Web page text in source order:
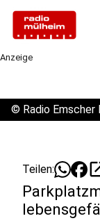
Anzeige
© Radio Emscher
Teilen: